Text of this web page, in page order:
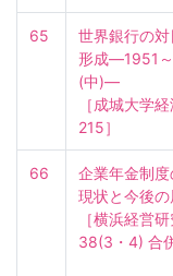
65
世界銀行の
形成―1951
(中)―
［成城大学
215］
66
企業年金制度
現状と今後の
［横浜経営
38(3・4) 合